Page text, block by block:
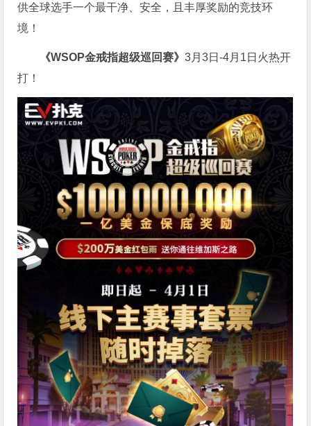
供全球选手一个最干净、安全，且丰厚奖励的竞技环
境！
《WSOP金戒指超级巡回赛》3月3日-4月1日火热开
打！